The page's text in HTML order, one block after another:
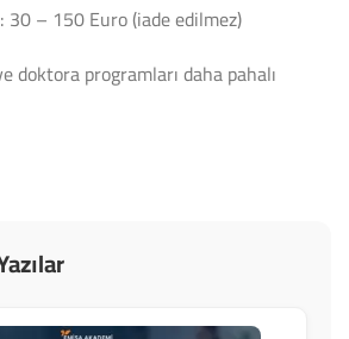
– 150 Euro (iade edilmez)
doktora programları daha pahalı